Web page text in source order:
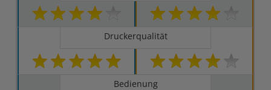
Druckerqualität
Bedienung